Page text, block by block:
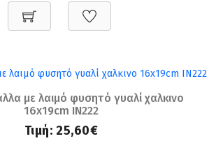
με λαιμό φυσητό γυαλί χαλκινο
16x19cm IN222
Τιμή: 25,60€